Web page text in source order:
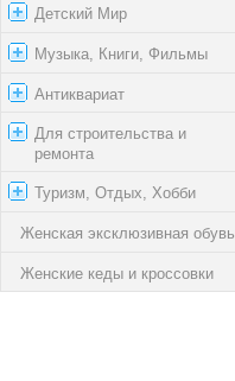
Детский Мир
Музыка, Книги, Фильмы
Антиквариат
Для строительства и
ремонта
Туризм, Отдых, Хобби
Женская эксклюзивная обувь
Женские кеды и кроссовки